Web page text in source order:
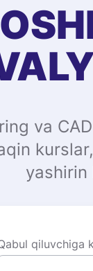
va
yashirin
qiluvchiga